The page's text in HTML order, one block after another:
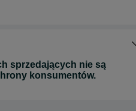
sprzedających nie są
konsumentów.